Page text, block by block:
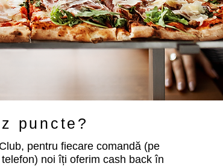
puncte?
pentru fiecare comandă (pe
noi îți oferim cash back în